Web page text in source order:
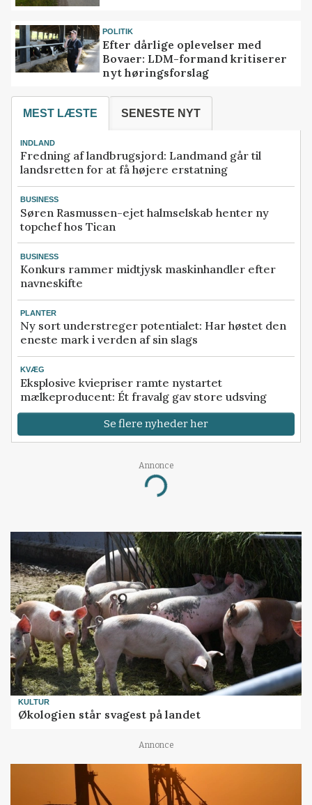
POLITIK
Efter dårlige oplevelser med
Bovaer: LDM-formand kritiserer
nyt høringsforslag
MEST LÆSTE SENESTE NYT
INDLAND
Fredning af landbrugsjord: Landmand går til
landsretten for at få højere erstatning
BUSINESS
Søren Rasmussen-ejet halmselskab henter ny
topchef hos Tican
BUSINESS
Konkurs rammer midtjysk maskinhandler efter
navneskifte
PLANTER
Ny sort understreger potentialet: Har høstet den
eneste mark i verden af sin slags
KVÆG
Eksplosive kviepriser ramte nystartet
mælkeproducent: Ét fravalg gav store udsving
Se flere nyheder her
Annonce
Loading...
KULTUR
Økologien står svagest på landet
Annonce